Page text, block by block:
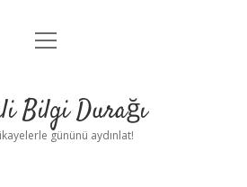
Anasayfa
Yasal Uyarı
menüyü
Bilgi Durağı
gününü aydınlat!